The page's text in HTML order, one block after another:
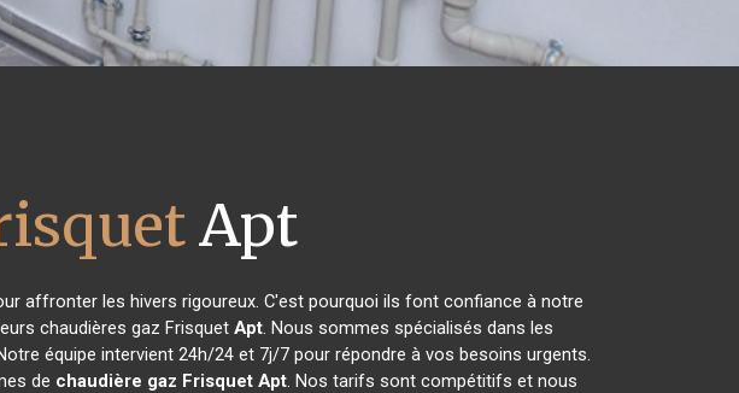
Apt
affronter les hivers rigoureux. C'est pourquoi ils font confiance à notre
chaudières gaz Frisquet Apt. Nous sommes spécialisés dans les
équipe intervient 24h/24 et 7j/7 pour répondre à vos besoins urgents.
de chaudière gaz Frisquet Apt. Nos tarifs sont compétitifs et nous